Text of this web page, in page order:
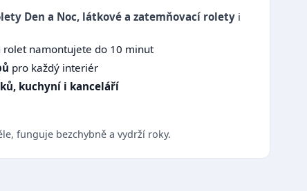
Den a Noc, látkové a zatemňovací rolety i
namontujete do 10 minut
pro každý interiér
kuchyní i kanceláří
funguje bezchybně a vydrží roky.